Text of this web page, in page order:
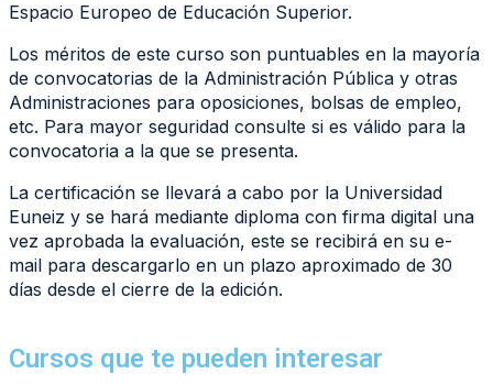
Espacio Europeo de Educación Superior.
Los méritos de este curso son puntuables en la mayoría
de convocatorias de la Administración Pública y otras
Administraciones para oposiciones, bolsas de empleo,
etc. Para mayor seguridad consulte si es válido para la
convocatoria a la que se presenta.
La certificación se llevará a cabo por la Universidad
Euneiz y se hará mediante diploma con firma digital una
vez aprobada la evaluación, este se recibirá en su e-
mail para descargarlo en un plazo aproximado de 30
días desde el cierre de la edición.
Cursos que te pueden interesar